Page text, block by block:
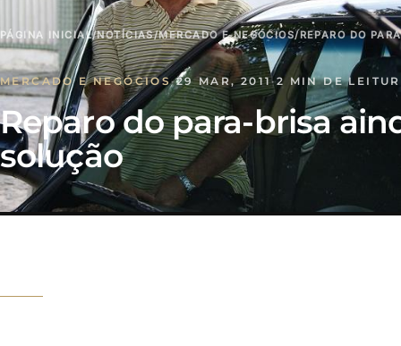
PÁGINA INICIAL/NOTÍCIAS/MERCADO E NEGÓCIOS/REPARO DO
MERCADO E NEGÓCIOS·29 MAR, 2011·2 MIN DE
Reparo do para-brisa
solução